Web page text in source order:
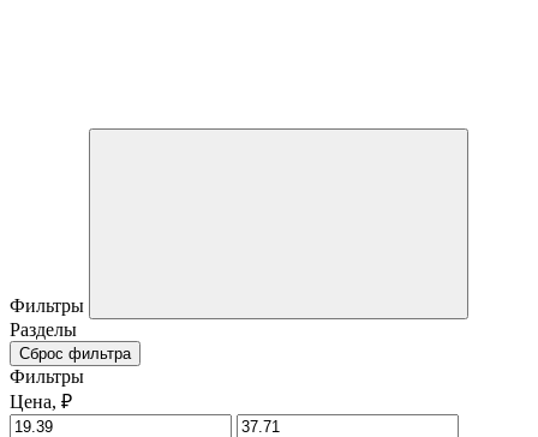
Фильтры
Разделы
Сброс фильтра
Фильтры
Цена, ₽